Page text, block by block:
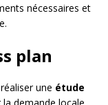
nécessaires et
plan
une étude
la demande locale